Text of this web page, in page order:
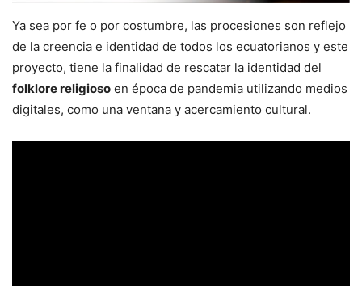
Ya sea por fe o por costumbre, las procesiones son reflejo
de la creencia e identidad de todos los ecuatorianos y este
proyecto, tiene la finalidad de rescatar la identidad del
folklore religioso en época de pandemia utilizando medios
digitales, como una ventana y acercamiento cultural.